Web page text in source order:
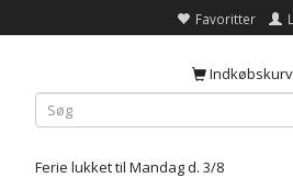
Favoritter
Indkøbskurv
Ferie lukket til Mandag d. 3/8